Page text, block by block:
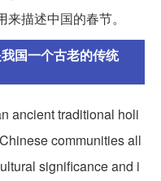
描述中国的春节。
国一个古老的传统
ancient traditional holi
communities all
significance and i